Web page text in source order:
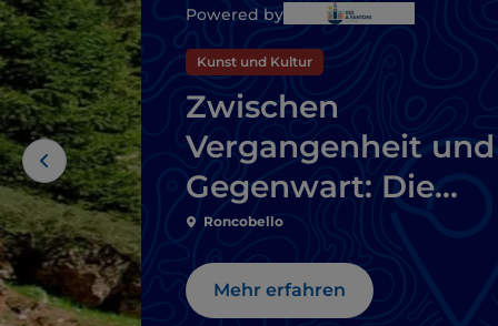
Powered by
Kunst und Kultur
Zwischen
Vergangenheit und
Gegenwart: Die
Route der Mühlen
der Umgebung von
Bergamo und
Roncobello
Mehr erfahren